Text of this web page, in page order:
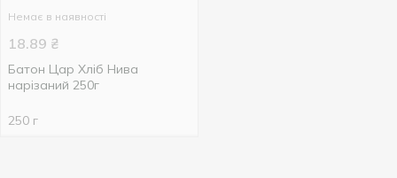
Немає в наявності
18.89 ₴
Батон Цар Хліб Нива
нарізаний 250г
250 г